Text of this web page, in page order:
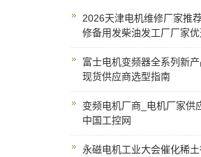
2026天津电机维修厂家推
修备用发柴油发工厂厂家优
富士电机变频器全系列新
现货供应商选型指南
变频电机厂商_电机厂家供
中国工控网
永磁电机工业大会催化稀